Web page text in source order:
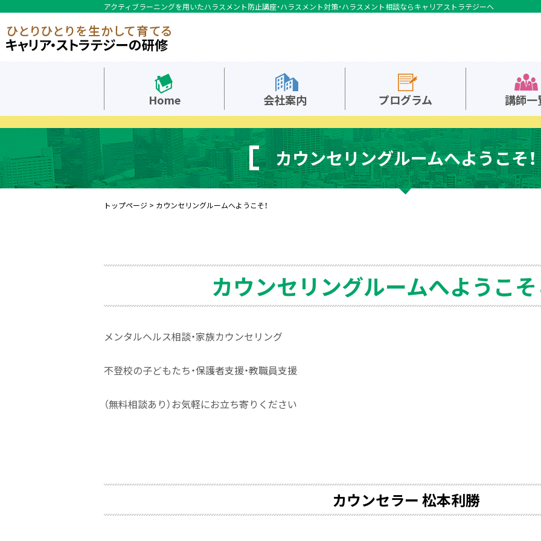
アクティブラーニングを用いたハラスメント防止講座・ハラスメント対策・ハラスメント相談ならキャリアストラテジーへ
Home 会社案内 プログラム 講師一
カウンセリングルームへようこそ！
トップページ > カウンセリングルームへようこそ！
カウンセリングルームへようこ
メンタルヘルス相談・家族カウンセリング
不登校の子どもたち・保護者支援・教職員支援
（無料相談あり）お気軽にお立ち寄りください
カウンセラー 松本利勝